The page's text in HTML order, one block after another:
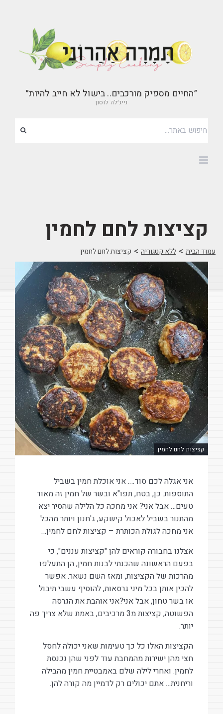
״החיים מספיק מורכבים.. בישול לא חייב להיות״
נייג׳לה לוסון
קציצות לחם לחמין
עמוד הבית > ללא קטגוריה > קציצות לחם לחמין
קציצות לחם לחמין
אני אגלה לכם סוד…. אני אוכלת חמין בשביל
התוספות. כן, בטח, תפו"א ובשר של חמין זה מאוד
טעים… אבל אני? אני מחכה כל הלילה שהסיר יצא
מהתנור בשביל לאכול קישקע, ג'חנון ויותר מהכל
אני מחכה לגולת הכותרת – קציצות לחם לחמין…
אצלנו בחבורה קוראים להן "קציצות עננים", כי
בפעם הראשונה שהכנתי לבנות חמין, הן התעלפו
מהרכות של הקציצות, ומאז השם נשאר. אפשר
להכין אותן בכל מיני גרסאות, להוסיף עשבי תיבול
או בשר טחון, אבל אני?אני אוהבת את הגרסה
הפשוטה, קציצות מ3 מרכיבים, באמת שלא צריך פה
יותר.
הקציצות האלו כל כך טעימות שאני יכולה לחסל
חצי מהן ישירות מהמחבת עוד לפני שהן נכנסת
לחמין. ואחרי לילה שלם באמבטיית חמין מהבילה
וריחנית… אתם יכולים רק לדמיין מה קורה להן.